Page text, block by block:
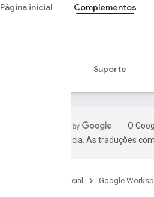
Página inicial Complementos
Exemplos Suporte
O
preferência. As traduções
Página inicial Google